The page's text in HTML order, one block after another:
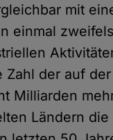
mit
einmal
der auf
Milliarden
Ländern die